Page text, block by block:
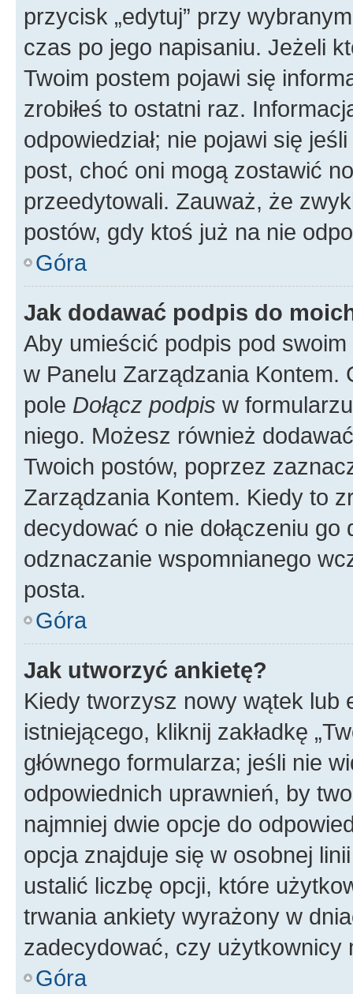
przycisk „edytuj” przy
czas po jego napisaniu. Jeżeli
Twoim postem pojawi się
zrobiłeś to ostatni raz.
odpowiedział; nie pojawi się
post, choć oni mogą zostawić
przeedytowali. Zauważ, że
postów, gdy ktoś już na nie
Góra
Jak dodawać podpis do
Aby umieścić podpis pod
w Panelu Zarządzania
pole Dołącz podpis w
niego. Możesz również
Twoich postów, poprzez
Zarządzania Kontem. Kiedy to
decydować o nie dołączeniu
odznaczanie wspomnianego
posta.
Góra
Jak utworzyć ankietę?
Kiedy tworzysz nowy wątek lub
istniejącego, kliknij zakładkę
głównego formularza; jeśli nie
odpowiednich uprawnień, by
najmniej dwie opcje do
opcja znajduje się w osobnej
ustalić liczbę opcji, które
trwania ankiety wyrażony w
zadecydować, czy użytkownicy
Góra